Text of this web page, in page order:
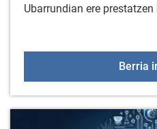
Ubarrundian ere
Berria